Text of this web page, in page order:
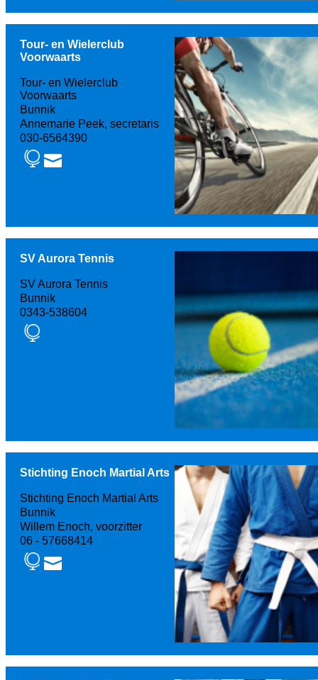
Tour- en Wielerclub
Voorwaarts
Tour- en Wielerclub
Voorwaarts
Bunnik
Annemarie Peek, secretaris
030-6564390
SV Aurora Tennis
SV Aurora Tennis
Bunnik
0343-538604
Stichting Enoch Martial Arts
Stichting Enoch Martial Arts
Bunnik
Willem Enoch, voorzitter
06 - 57668414